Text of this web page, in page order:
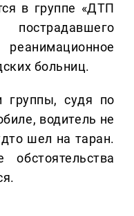
в группе «ДТП
больниц.
группы, судя по
водитель не
шел на таран.